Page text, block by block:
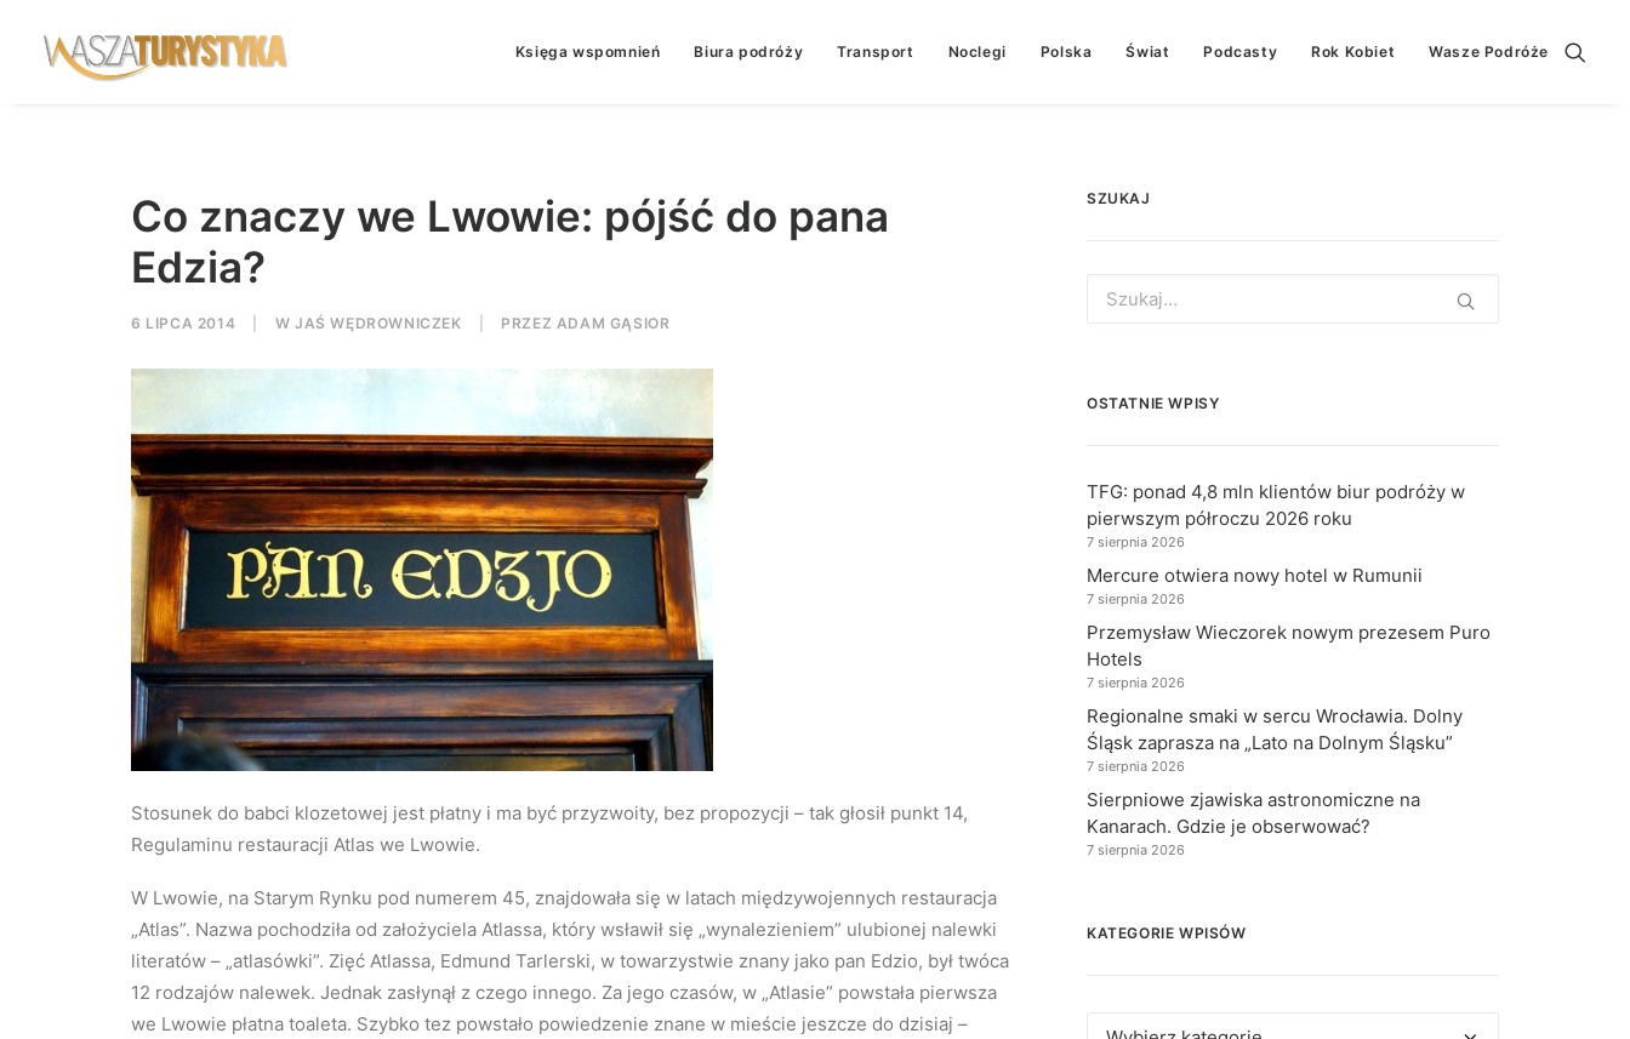
Księga wspomnień Biura podróży Transport Noclegi Polska Świat Podcasty Rok Kobiet Wasze Podróże
Co znaczy we Lwowie: pójść do pana
Edzia?
6 LIPCA 2014 WJAŚ WĘDROWNICZEK PRZEZ ADAM GĄSIOR
Stosunek do babci klozetowej jest płatny i ma być przyzwoity, bez propozycji – tak głosił punkt 14,
Regulaminu restauracji Atlas we Lwowie.
W Lwowie, na Starym Rynku pod numerem 45, znajdowała się w latach międzywojennych restauracja
„Atlas”. Nazwa pochodziła od założyciela Atlassa, który wsławił się „wynalezieniem” ulubionej nalewki
literatów – „atlasówki”. Zięć Atlassa, Edmund Tarlerski, w towarzystwie znany jako pan Edzio, był twóca
12 rodzajów nalewek. Jednak zasłynął z czego innego. Za jego czasów, w „Atlasie” powstała pierwsza
we Lwowie płatna toaleta. Szybko tez powstało powiedzenie znane w mieście jeszcze do dzisiaj –
SZUKAJ
for:
OSTATNIE WPISY
TFG: ponad 4,8 mln klientów biur podróży w
pierwszym półroczu 2026 roku
7 sierpnia 2026
Mercure otwiera nowy hotel w Rumunii
7 sierpnia 2026
Przemysław Wieczorek nowym prezesem Puro
Hotels
7 sierpnia 2026
Regionalne smaki w sercu Wrocławia. Dolny
Śląsk zaprasza na „Lato na Dolnym Śląsku”
7 sierpnia 2026
Sierpniowe zjawiska astronomiczne na
Kanarach. Gdzie je obserwować?
7 sierpnia 2026
KATEGORIE WPISÓW
Kategorie